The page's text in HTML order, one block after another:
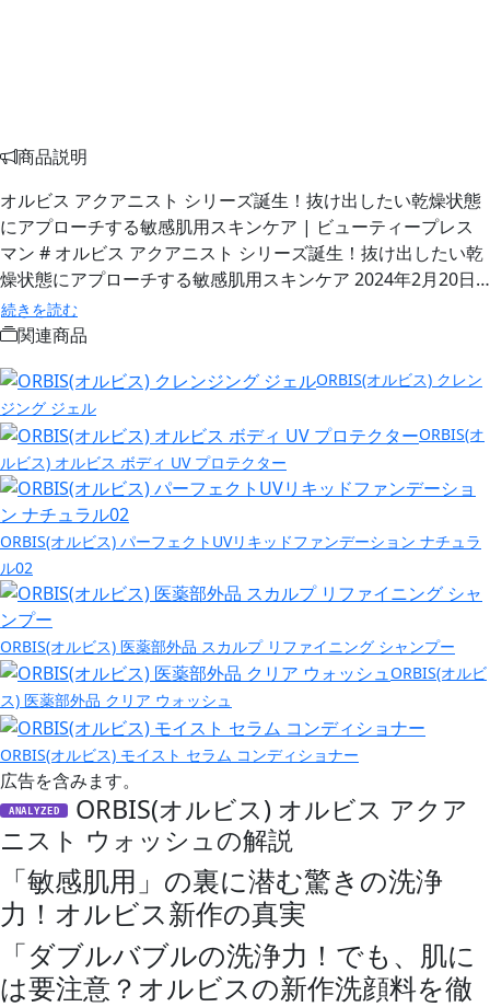
商品説明
オルビス アクアニスト シリーズ誕生！抜け出したい乾燥状態
にアプローチする敏感肌用スキンケア | ビューティープレス
マン # オルビス アクアニスト シリーズ誕生！抜け出したい乾
燥状態にアプローチする敏感肌用スキンケア 2024年2月20日…
続きを読む
関連商品
ORBIS(オルビス) クレン
ジング ジェル
ORBIS(オ
ルビス) オルビス ボディ UV プロテクター
ORBIS(オルビス) パーフェクトUVリキッドファンデーション ナチュラ
ル02
ORBIS(オルビス) 医薬部外品 スカルプ リファイニング シャンプー
ORBIS(オルビ
ス) 医薬部外品 クリア ウォッシュ
ORBIS(オルビス) モイスト セラム コンディショナー
広告を含みます。
ANALYZED
ORBIS(オルビス) オルビス アクア
ニスト ウォッシュの解説
「敏感肌用」の裏に潜む驚きの洗浄
力！オルビス新作の真実
「ダブルバブルの洗浄力！でも、肌に
は要注意？オルビスの新作洗顔料を徹